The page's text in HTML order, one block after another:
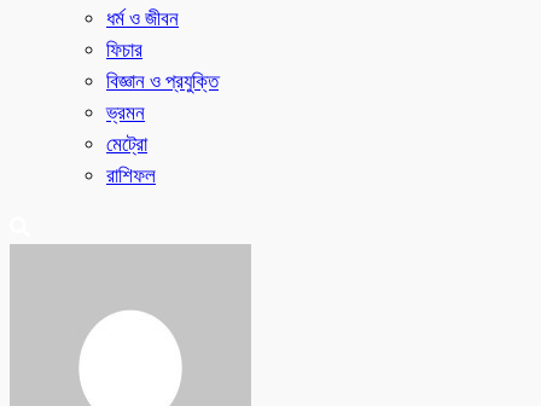
ধর্ম ও জীবন
ফিচার
বিজ্ঞান ও প্রযুক্তি
ভ্রমন
মেট্রো
রাশিফল